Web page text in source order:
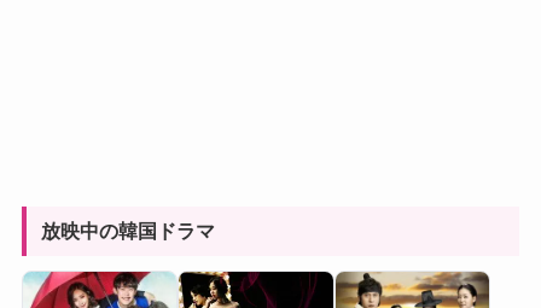
放映中の韓国ドラマ